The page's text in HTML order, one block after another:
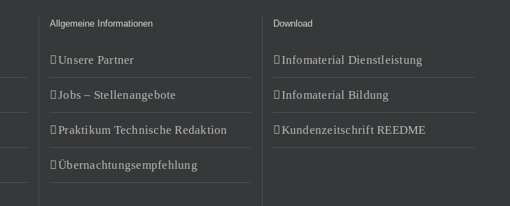
Allgemeine Informationen
Unsere Partner
Jobs – Stellenangebote
Praktikum Technische Redaktion
Übernachtungsempfehlung
Download
Infomaterial Dienstleistung
Infomaterial Bildung
Kundenzeitschrift REEDME